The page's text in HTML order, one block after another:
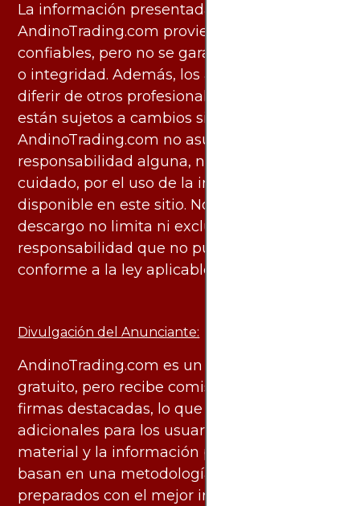
La información presentada por
AndinoTrading.com proviene de fuentes
confiables, pero no se garantiza su exactitud
o integridad. Además, los análisis pueden
diferir de otros profesionales calificados y
están sujetos a cambios sin previo aviso.
AndinoTrading.com no asume
responsabilidad alguna, ni deber de
cuidado, por el uso de la información
disponible en este sitio. No obstante, este
descargo no limita ni excluye ninguna
responsabilidad que no pueda ser excluida
conforme a la ley aplicable.
Divulgación del Anunciante:
AndinoTrading.com es un sitio de uso
gratuito, pero recibe comisiones de algunas
firmas destacadas, lo que no genera costos
adicionales para los usuarios. Todo el
material y la información publicados se
basan en una metodología imparcial y están
preparados con el mejor interés de los